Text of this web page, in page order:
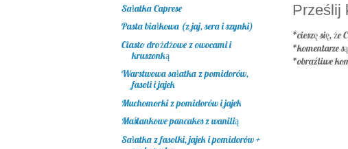
Prześlij
*cieszę się, że
*komentarze
*obraźliwe
Sałatka Caprese
Pasta białkowa (z jaj, sera i szynki)
Ciasto drożdżowe z owocami i
kruszonką
Warstwowa sałatka z pomidorów,
fasoli i jajek
Muchomorki z pomidorów i jajek
Maślankowe pancakes z wanilią
Sałatka z fasolki, jajek i pomidorów +